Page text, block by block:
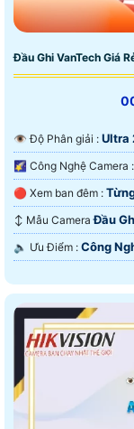
Đầu Ghi VanTech Giá
👁 Độ Phân giải : Ultra
🌠 Công Nghệ Camera :
🔴 Xem ban đêm :
↕️ Mẫu CameraĐầu
️🔈 Ưu Điểm : Công